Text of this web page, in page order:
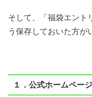
そして、「福袋エント
う保存しておいた方が
１．公式ホームペー